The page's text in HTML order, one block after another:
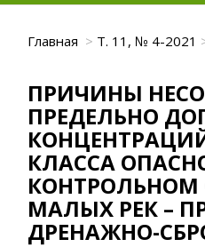
Главная Т. 11, № 4-2021
ПРИЧИНЫ
ПРЕДЕЛЬНО
КЛАССА
КОНТРОЛЬНОМ
МАЛЫХ РЕК –
ДРЕНАЖНО-